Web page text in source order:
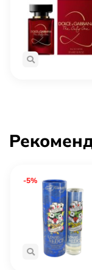
Тестер —
подарочной
Полный
заводской
-5%